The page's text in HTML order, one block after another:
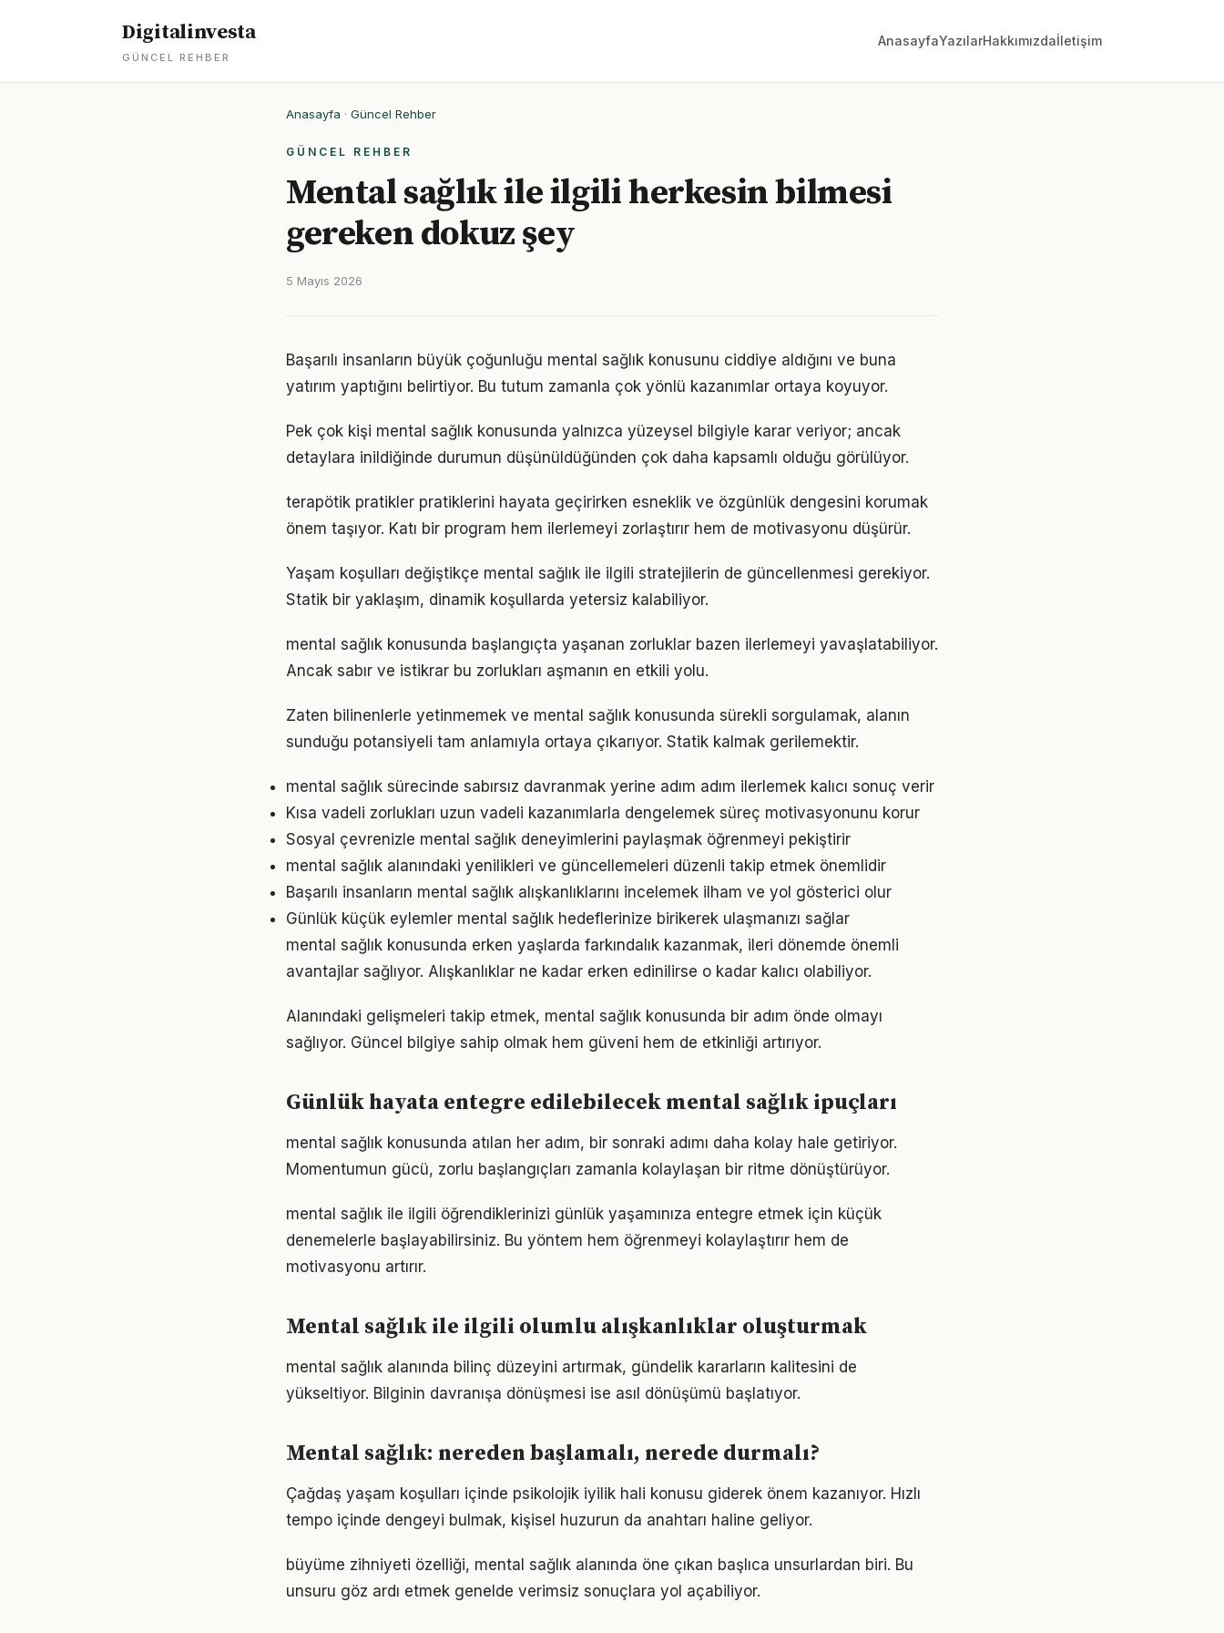
Digitalinvesta
GÜNCEL REHBER
AnasayfaYazılarHakkımızdaİletişim
Anasayfa · Güncel Rehber
GÜNCEL REHBER
Mental sağlık ile ilgili herkesin bilmesi
gereken dokuz şey
5 Mayıs 2026
Başarılı insanların büyük çoğunluğu mental sağlık konusunu ciddiye aldığını ve buna
yatırım yaptığını belirtiyor. Bu tutum zamanla çok yönlü kazanımlar ortaya koyuyor.
Pek çok kişi mental sağlık konusunda yalnızca yüzeysel bilgiyle karar veriyor; ancak
detaylara inildiğinde durumun düşünüldüğünden çok daha kapsamlı olduğu görülüyor.
terapötik pratikler pratiklerini hayata geçirirken esneklik ve özgünlük dengesini korumak
önem taşıyor. Katı bir program hem ilerlemeyi zorlaştırır hem de motivasyonu düşürür.
Yaşam koşulları değiştikçe mental sağlık ile ilgili stratejilerin de güncellenmesi gerekiyor.
Statik bir yaklaşım, dinamik koşullarda yetersiz kalabiliyor.
mental sağlık konusunda başlangıçta yaşanan zorluklar bazen ilerlemeyi yavaşlatabiliyor.
Ancak sabır ve istikrar bu zorlukları aşmanın en etkili yolu.
Zaten bilinenlerle yetinmemek ve mental sağlık konusunda sürekli sorgulamak, alanın
sunduğu potansiyeli tam anlamıyla ortaya çıkarıyor. Statik kalmak gerilemektir.
mental sağlık sürecinde sabırsız davranmak yerine adım adım ilerlemek kalıcı sonuç verir
Kısa vadeli zorlukları uzun vadeli kazanımlarla dengelemek süreç motivasyonunu korur
Sosyal çevrenizle mental sağlık deneyimlerini paylaşmak öğrenmeyi pekiştirir
mental sağlık alanındaki yenilikleri ve güncellemeleri düzenli takip etmek önemlidir
Başarılı insanların mental sağlık alışkanlıklarını incelemek ilham ve yol gösterici olur
Günlük küçük eylemler mental sağlık hedeflerinize birikerek ulaşmanızı sağlar
mental sağlık konusunda erken yaşlarda farkındalık kazanmak, ileri dönemde önemli
avantajlar sağlıyor. Alışkanlıklar ne kadar erken edinilirse o kadar kalıcı olabiliyor.
Alanındaki gelişmeleri takip etmek, mental sağlık konusunda bir adım önde olmayı
sağlıyor. Güncel bilgiye sahip olmak hem güveni hem de etkinliği artırıyor.
Günlük hayata entegre edilebilecek mental sağlık ipuçları
mental sağlık konusunda atılan her adım, bir sonraki adımı daha kolay hale getiriyor.
Momentumun gücü, zorlu başlangıçları zamanla kolaylaşan bir ritme dönüştürüyor.
mental sağlık ile ilgili öğrendiklerinizi günlük yaşamınıza entegre etmek için küçük
denemelerle başlayabilirsiniz. Bu yöntem hem öğrenmeyi kolaylaştırır hem de
motivasyonu artırır.
Mental sağlık ile ilgili olumlu alışkanlıklar oluşturmak
mental sağlık alanında bilinç düzeyini artırmak, gündelik kararların kalitesini de
yükseltiyor. Bilginin davranışa dönüşmesi ise asıl dönüşümü başlatıyor.
Mental sağlık: nereden başlamalı, nerede durmalı?
Çağdaş yaşam koşulları içinde psikolojik iyilik hali konusu giderek önem kazanıyor. Hızlı
tempo içinde dengeyi bulmak, kişisel huzurun da anahtarı haline geliyor.
büyüme zihniyeti özelliği, mental sağlık alanında öne çıkan başlıca unsurlardan biri. Bu
unsuru göz ardı etmek genelde verimsiz sonuçlara yol açabiliyor.